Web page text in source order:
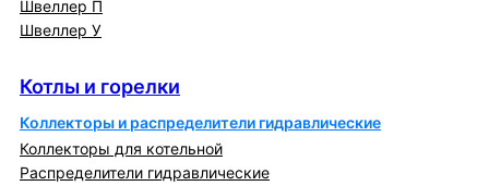
Швеллер П
Швеллер У
Котлы и горелки
Коллекторы и распределители гидравлические
Коллекторы для котельной
Распределители гидравлические